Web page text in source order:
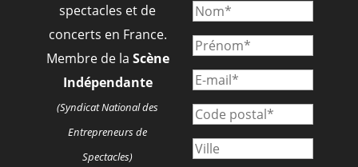
spectacles et de
concerts en France.
Membre de la Scène
Indépendante
(Syndicat National des
Entrepreneurs de
Spectacles)